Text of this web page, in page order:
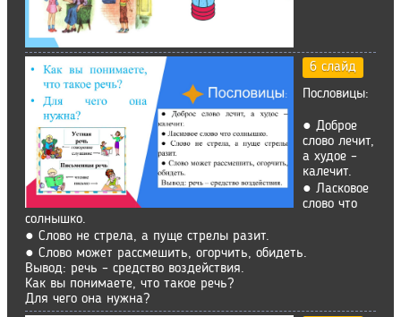
6 слайд
Пословицы:
● Доброе
слово лечит,
а худое –
калечит.
● Ласковое
слово что
солнышко.
● Слово не стрела, а пуще стрелы разит.
● Слово может рассмешить, огорчить, обидеть.
Вывод: речь – средство воздействия.
Как вы понимаете, что такое речь?
Для чего она нужна?